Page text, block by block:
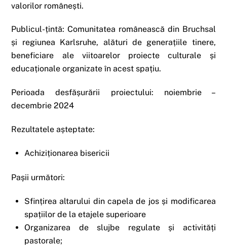
valorilor românești.
Publicul-țintă: Comunitatea românească din Bruchsal
și regiunea Karlsruhe, alături de generațiile tinere,
beneficiare ale viitoarelor proiecte culturale și
educaționale organizate în acest spațiu.
Perioada desfășurării proiectului: noiembrie –
decembrie 2024
Rezultatele așteptate:
Achiziționarea bisericii
Pașii următori:
Sfințirea altarului din capela de jos și modificarea
spațiilor de la etajele superioare
Organizarea de slujbe regulate și activități
pastorale;